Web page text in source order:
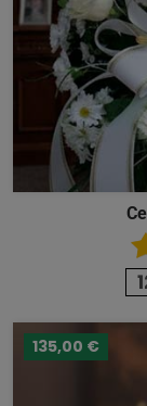
135,00 €